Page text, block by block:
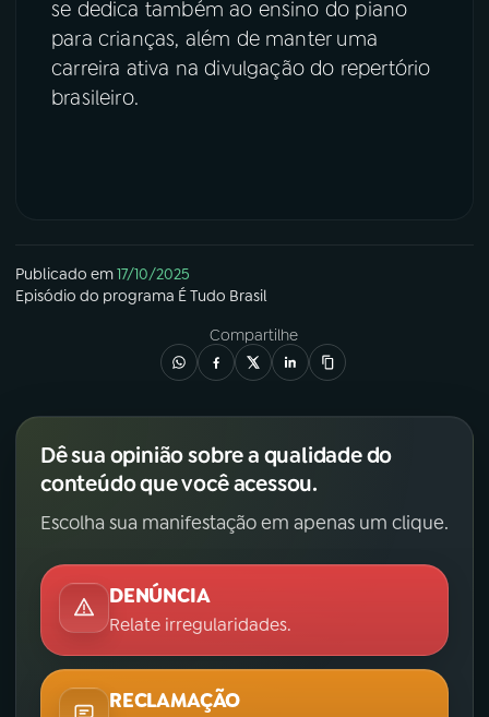
se dedica também ao ensino do piano
para crianças, além de manter uma
carreira ativa na divulgação do repertório
brasileiro.
Publicado em17/10/2025
Episódio do programa É Tudo Brasil
Compartilhe
Dê sua opinião sobre a qualidade do
conteúdo que você acessou.
Escolha sua manifestação em apenas um clique.
DENÚNCIA
Relate irregularidades.
RECLAMAÇÃO